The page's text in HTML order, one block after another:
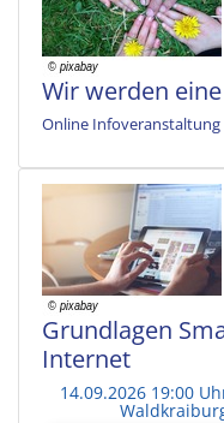
Wir werden
Online Infoveranstaltung
Grundlagen
Internet
14.09.2026 19:00